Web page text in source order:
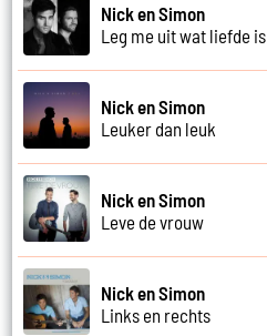
Nick en Simon
Leg me uit wat liefde is
Nick en Simon
Leuker dan leuk
Nick en Simon
Leve de vrouw
Nick en Simon
Links en rechts